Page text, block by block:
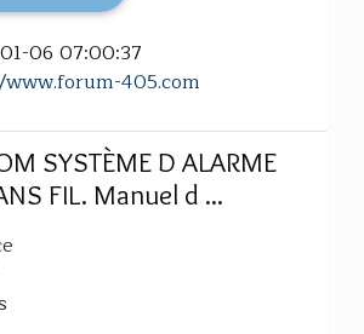
06 07:00:37
405.com
SYSTÈME D ALARME
FIL. Manuel d ...